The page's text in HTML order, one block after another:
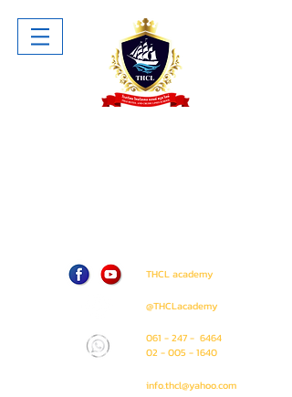
THCL academy
@THCLacademy
061 - 247 - 6464
02 - 005 - 1640
info.thcl@yahoo.com